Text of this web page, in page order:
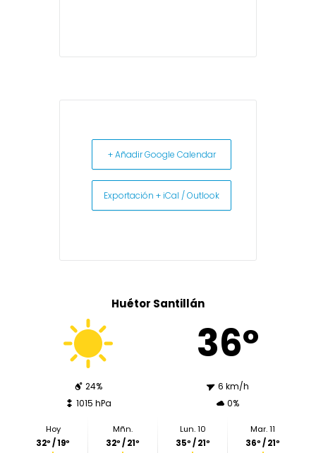
+ Añadir Google Calendar
Exportación + iCal / Outlook
Huétor Santillán
36º
24%
6 km/h
1015 hPa
0%
Hoy
32º / 19º
Mñn.
32º / 21º
Lun. 10
35º / 21º
Mar. 11
36º / 21º